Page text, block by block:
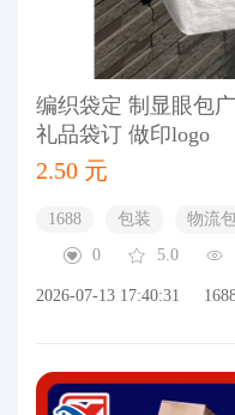
编织袋定 制显眼包
礼品袋订 做印logo
2.50 元
1688 包装 物流
0
5.0
2026-07-13 17:40:31